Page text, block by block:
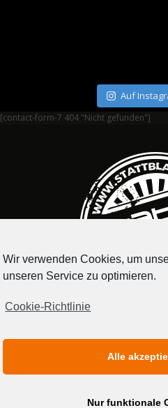
Auf
[contact-form-7 404 "Nicht gefunden"]
Wir verwenden Cookies, um
unseren Service zu optimieren.
Cookie-Richtlinie
Alle
Nur funktionale